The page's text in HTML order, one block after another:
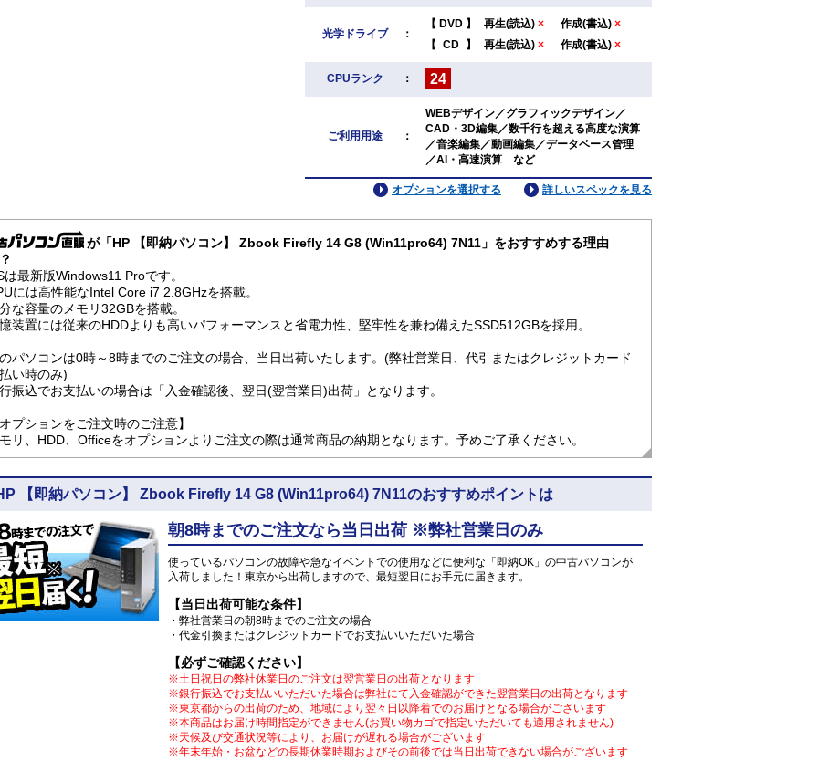
光学ドライブ ：
【 DVD 】 再生(読込) × 作成(書込) ×
【 CD 】 再生(読込) × 作成(書込) ×
CPUランク ： 24
ご利用用途 ：
WEBデザイン／グラフィックデザイン／
CAD・3D編集／数千行を超える高度な演算
／音楽編集／動画編集／データベース管理
／AI・高速演算 など
詳しいスペックを見る
オプションを選択する
が「HP 【即納パソコン】 Zbook Firefly 14 G8 (Win11pro64) 7N11」をおすすめする理由
は最新版Windows11 Proです。
には高性能なIntel Core i7 2.8GHzを搭載。
な容量のメモリ32GBを搭載。
装置には従来のHDDよりも高いパフォーマンスと省電力性、堅牢性を兼ね備えたSSD512GBを採用。
パソコンは0時～8時までのご注文の場合、当日出荷いたします。(弊社営業日、代引またはクレジットカード
い時のみ)
振込でお支払いの場合は「入金確認後、翌日(翌営業日)出荷」となります。
プションをご注文時のご注意】
リ、HDD、Officeをオプションよりご注文の際は通常商品の納期となります。予めご了承ください。
【即納パソコン】 Zbook Firefly 14 G8 (Win11pro64) 7N11のおすすめポイントは
朝8時までのご注文なら当日出荷 ※弊社営業日のみ
使っているパソコンの故障や急なイベントでの使用などに便利な「即納OK」の中古パソコンが
入荷しました！東京から出荷しますので、最短翌日にお手元に届きます。
【当日出荷可能な条件】
・弊社営業日の朝8時までのご注文の場合
・代金引換またはクレジットカードでお支払いいただいた場合
【必ずご確認ください】
※土日祝日の弊社休業日のご注文は翌営業日の出荷となります
※銀行振込でお支払いいただいた場合は弊社にて入金確認ができた翌営業日の出荷となります
※東京都からの出荷のため、地域により翌々日以降着でのお届けとなる場合がございます
※本商品はお届け時間指定ができません(お買い物カゴで指定いただいても適用されません)
※天候及び交通状況等により、お届けが遅れる場合がございます
※年末年始・お盆などの長期休業時期およびその前後では当日出荷できない場合がございます